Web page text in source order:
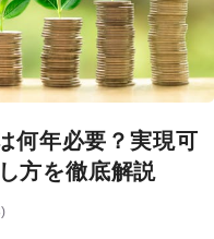
何年必要？実現可
方を徹底解説
)